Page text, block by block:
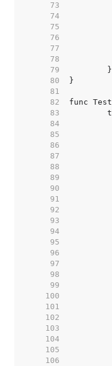
    73
    74
    75
    76
    77
    78
    79
    80
    81
    82
    83
    84
    85
    86
    87
    88
    89
    90
    91
    92
    93
    94
    95
    96
    97
    98
    99
   100
   101
   102
   103
   104
   105
   106